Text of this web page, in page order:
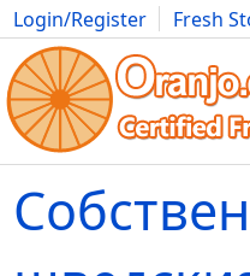
Login/Register Fresh
Movies Anime Music